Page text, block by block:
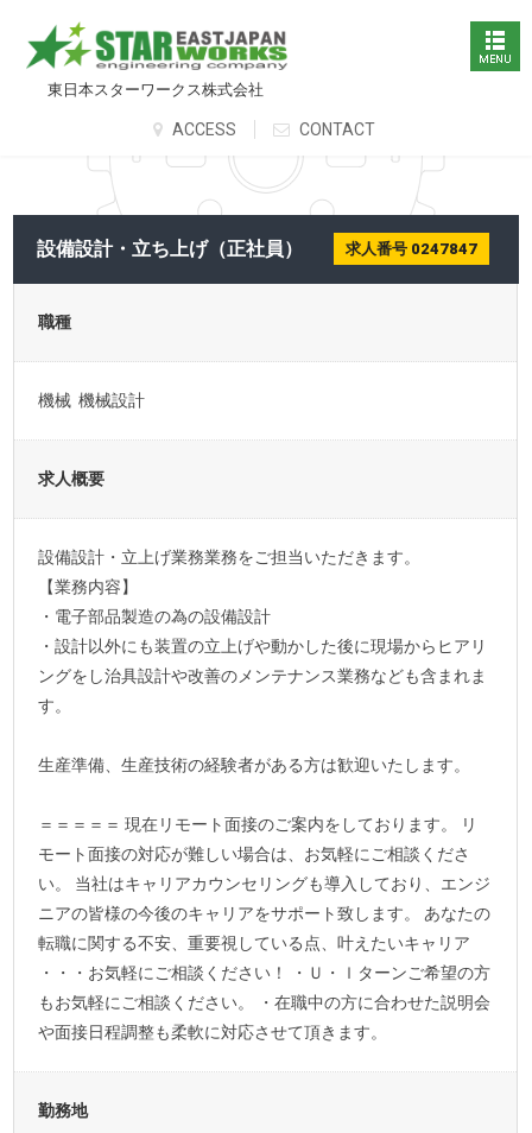
東日本スターワークス株式会社
ACCESS CONTACT
設備設計・立ち上げ（正社員） 求人番号 0247847
職種
機械 機械設計
求人概要
設備設計・立上げ業務業務をご担当いただきます。
【業務内容】
・電子部品製造の為の設備設計
・設計以外にも装置の立上げや動かした後に現場からヒアリ
ングをし治具設計や改善のメンテナンス業務なども含まれま
す。
生産準備、生産技術の経験者がある方は歓迎いたします。
＝＝＝＝＝ 現在リモート面接のご案内をしております。 リ
モート面接の対応が難しい場合は、お気軽にご相談くださ
い。 当社はキャリアカウンセリングも導入しており、エンジ
ニアの皆様の今後のキャリアをサポート致します。 あなたの
転職に関する不安、重要視している点、叶えたいキャリア
・・・お気軽にご相談ください！ ・Ｕ・ｌターンご希望の方
もお気軽にご相談ください。 ・在職中の方に合わせた説明会
や面接日程調整も柔軟に対応させて頂きます。
勤務地